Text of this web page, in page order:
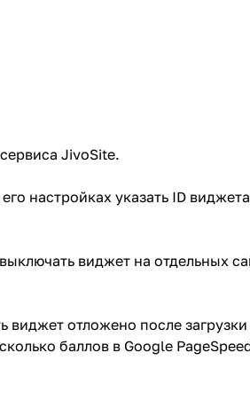
JivoSite.
настройках указать ID
виджет на отдельных
отложено после
баллов в Google